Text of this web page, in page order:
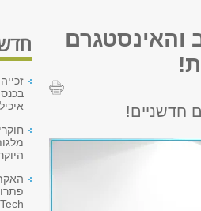
והאינסטגרם